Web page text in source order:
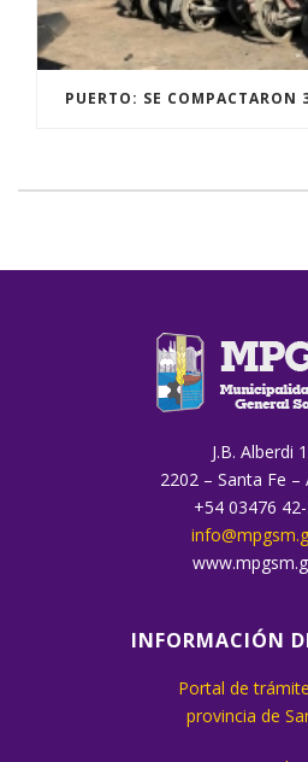
PUERTO: SE COMPACTARON
J.B. Alberdi
2202 – Santa Fe –
+54 03476
INFORMACIÓN
Portal de
provincia de